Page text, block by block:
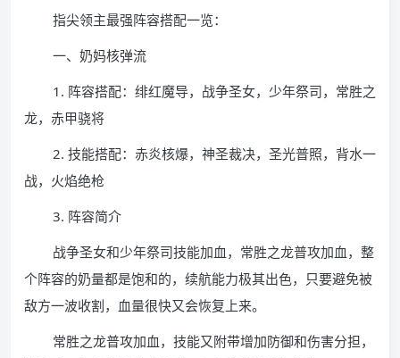
指尖领主最强阵容搭配一览：
一、奶妈核弹流
1. 阵容搭配：绯红魔导，战争圣女，少年祭司，常胜之
龙，赤甲骁将
2. 技能搭配：赤炎核爆，神圣裁决，圣光普照，背水一
战，火焰绝枪
3. 阵容简介
战争圣女和少年祭司技能加血，常胜之龙普攻加血，整
个阵容的奶量都是饱和的，续航能力极其出色，只要避免被
敌方一波收割，血量很快又会恢复上来。
常胜之龙普攻加血，技能又附带增加防御和伤害分担，